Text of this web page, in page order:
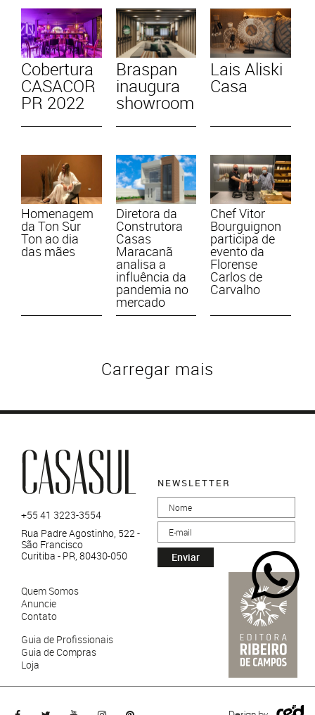
Cobertura
CASACOR
PR 2022
Braspan
inaugura
showroom
Lais Aliski
Casa
Homenagem
da Ton Sur
Ton ao dia
das mães
Diretora da
Construtora
Casas
Maracanã
analisa a
influência da
pandemia no
mercado
Chef Vitor
Bourguignon
participa de
evento da
Florense
Carlos de
Carvalho
Carregar mais
+55 41 3223-3554
Rua Padre Agostinho, 522 -
São Francisco
Curitiba - PR, 80430-050
Quem Somos
Anuncie
Contato
Guia de Profissionais
Guia de Compras
Loja
NEWSLETTER
Enviar